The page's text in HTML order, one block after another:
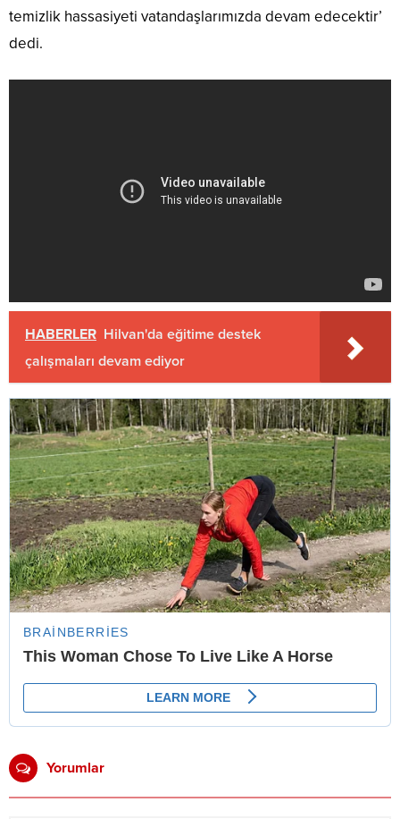
temizlik hassasiyeti vatandaşlarımızda devam edecektir’
dedi.​​​​​​​
HABERLER Hilvan'da eğitime destek
çalışmaları devam ediyor
Yorumlar